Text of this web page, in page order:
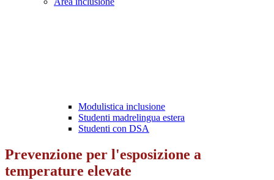
Modulistica inclusione
Studenti madrelingua estera
Studenti con DSA
Prevenzione per l'esposizione a
temperature elevate